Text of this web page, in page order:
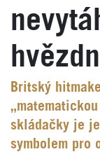
Britský
skládačky je
symbolem pro